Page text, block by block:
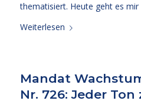
thematisiert. Heute geht es
Weiterlesen
Mandat
Nr. 726: Jeder Ton